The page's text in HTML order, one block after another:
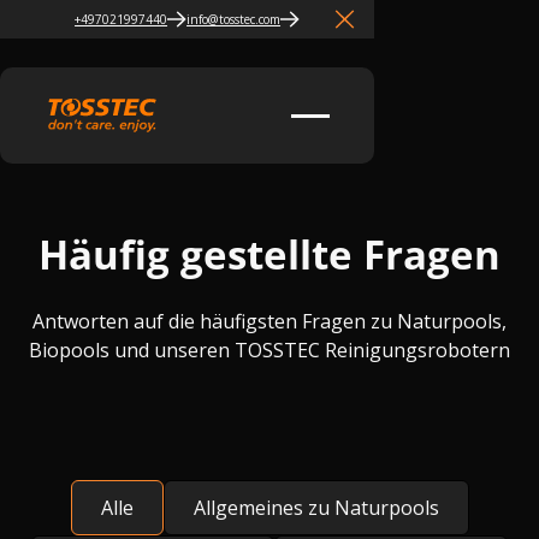
+497021997440 info@tosstec.com Close Announcement Banner
Häufig gestellte Fragen
Antworten auf die häufigsten Fragen zu Naturpools,
Biopools und unseren TOSSTEC Reinigungsrobotern
Alle Allgemeines zu Naturpools